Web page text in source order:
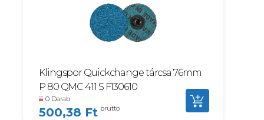
Klingspor Quickchange tárcsa 76mm
P 80 QMC 411 S F130610
0 Darab
500,38 Ft bruttó